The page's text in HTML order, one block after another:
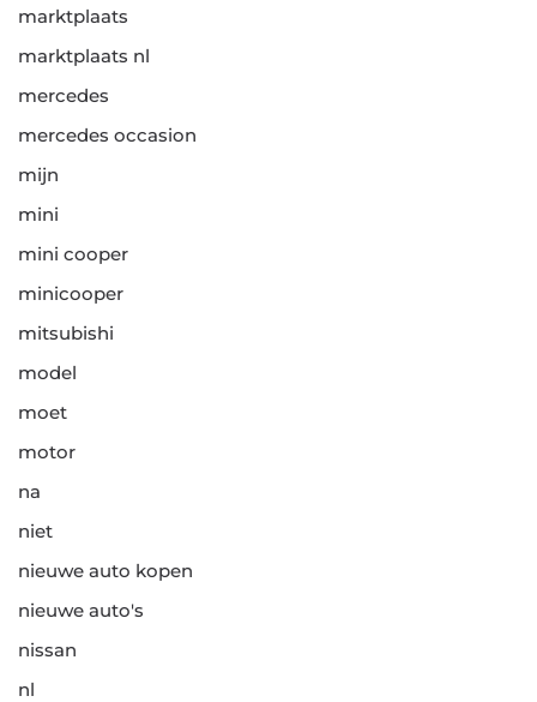
marktplaats
marktplaats nl
mercedes
mercedes occasion
mijn
mini
mini cooper
minicooper
mitsubishi
model
moet
motor
na
niet
nieuwe auto kopen
nieuwe auto's
nissan
nl